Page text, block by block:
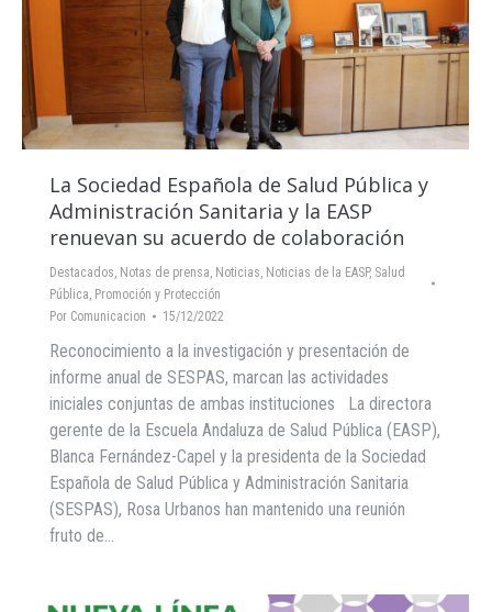
La Sociedad Española de Salud Pública y
Administración Sanitaria y la EASP
renuevan su acuerdo de colaboración
Destacados, Notas de prensa, Noticias, Noticias de la EASP, Salud
Pública, Promoción y Protección
Por Comunicacion 15/12/2022
Reconocimiento a la investigación y presentación de
informe anual de SESPAS, marcan las actividades
iniciales conjuntas de ambas instituciones La directora
gerente de la Escuela Andaluza de Salud Pública (EASP),
Blanca Fernández-Capel y la presidenta de la Sociedad
Española de Salud Pública y Administración Sanitaria
(SESPAS), Rosa Urbanos han mantenido una reunión
fruto de…